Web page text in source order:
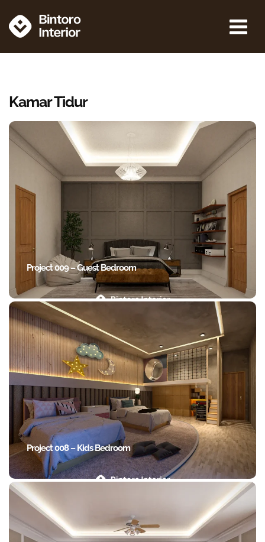
Kamar Tidur
Project 009 – Guest Bedroom
Project 008 – Kids Bedroom